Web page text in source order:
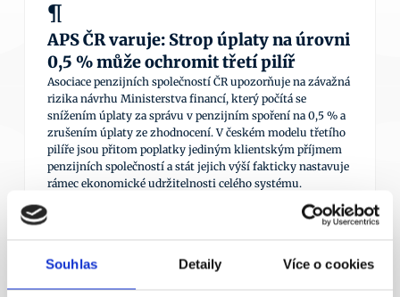
Souhlas Detaily Více o cookies
¶
APS ČR varuje: Strop úplaty na úrovni
0,5 % může ochromit třetí pilíř
Asociace penzijních společností ČR upozorňuje na závažná
rizika návrhu Ministerstva financí, který počítá se
snížením úplaty za správu v penzijním spoření na 0,5 % a
zrušením úplaty ze zhodnocení. V českém modelu třetího
pilíře jsou přitom poplatky jediným klientským příjmem
penzijních společností a stát jejich výší fakticky nastavuje
rámec ekonomické udržitelnosti celého systému.